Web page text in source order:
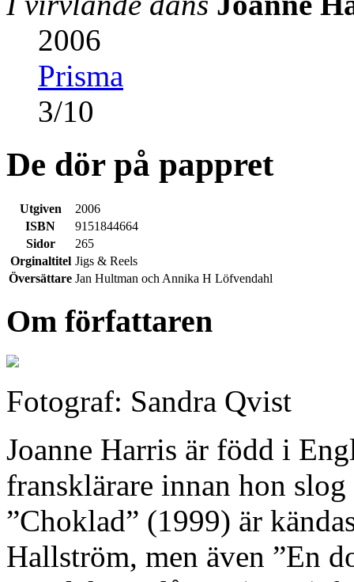
2006
Prisma
3/10
De dör på pappret
Utgiven
2006
ISBN
9151844664
Sidor
265
Orginaltitel Jigs & Reels
Översättare Jan Hultman och Annika H Löfvendahl
Om författaren
Fotograf: Sandra Qvist
Joanne Harris är född i
fransklärare innan hon
”Choklad” (1999) är
Hallström, men även ”En